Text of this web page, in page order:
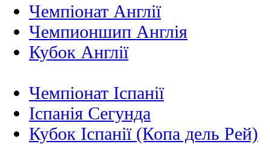
Чемпіонат Англії
Чемпионшип Англія
Кубок Англії
Чемпіонат Іспанії
Іспанія Сегунда
Кубок Іспанії (Копа дель Рей)